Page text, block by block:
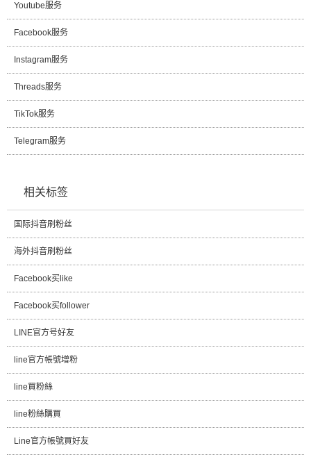
Youtube服务
Facebook服务
Instagram服务
Threads服务
TikTok服务
Telegram服务
相关标签
国际抖音刷粉丝
海外抖音刷粉丝
Facebook买like
Facebook买follower
LINE官方号好友
line官方帳號增粉
line買粉絲
line粉絲購買
Line官方帳號買好友